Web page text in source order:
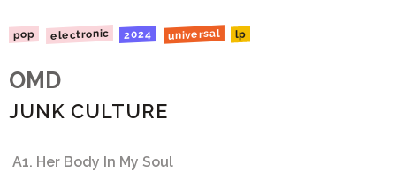
pop electronic 2024 universal lp
OMD
JUNK CULTURE
A1. Her Body In My Soul